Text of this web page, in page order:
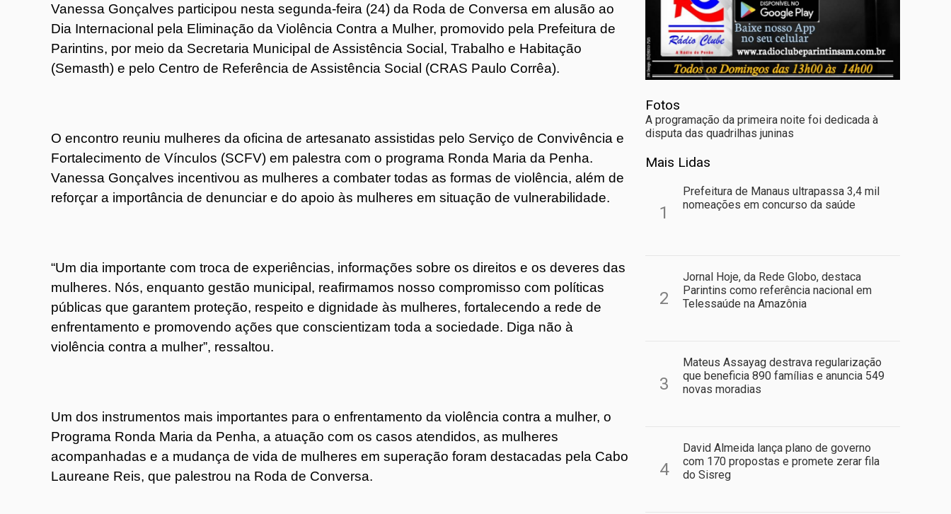
Vanessa Gonçalves participou nesta segunda-feira (24) da Roda de Conversa em alusão ao
Dia Internacional pela Eliminação da Violência Contra a Mulher, promovido pela Prefeitura de
Parintins, por meio da Secretaria Municipal de Assistência Social, Trabalho e Habitação
(Semasth) e pelo Centro de Referência de Assistência Social (CRAS Paulo Corrêa).
O encontro reuniu mulheres da oficina de artesanato assistidas pelo Serviço de Convivência e
Fortalecimento de Vínculos (SCFV) em palestra com o programa Ronda Maria da Penha.
Vanessa Gonçalves incentivou as mulheres a combater todas as formas de violência, além de
reforçar a importância de denunciar e do apoio às mulheres em situação de vulnerabilidade.
“Um dia importante com troca de experiências, informações sobre os direitos e os deveres das
mulheres. Nós, enquanto gestão municipal, reafirmamos nosso compromisso com políticas
públicas que garantem proteção, respeito e dignidade às mulheres, fortalecendo a rede de
enfrentamento e promovendo ações que conscientizam toda a sociedade. Diga não à
violência contra a mulher”, ressaltou.
Um dos instrumentos mais importantes para o enfrentamento da violência contra a mulher, o
Programa Ronda Maria da Penha, a atuação com os casos atendidos, as mulheres
acompanhadas e a mudança de vida de mulheres em superação foram destacadas pela Cabo
Laureane Reis, que palestrou na Roda de Conversa.
Fotos
A programação da primeira noite foi dedicada à
disputa das quadrilhas juninas
Mais Lidas
1
Prefeitura de Manaus ultrapassa 3,4 mil
nomeações em concurso da saúde
2
Jornal Hoje, da Rede Globo, destaca
Parintins como referência nacional em
Telessaúde na Amazônia
3
Mateus Assayag destrava regularização
que beneficia 890 famílias e anuncia 549
novas moradias
4
David Almeida lança plano de governo
com 170 propostas e promete zerar fila
do Sisreg